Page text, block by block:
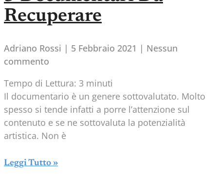
Recuperare
Adriano Rossi 5 Febbraio 2021
Nessun
commento
Tempo di Lettura: 3 minuti
Il documentario è un genere sottovalutato. Molto
spesso si tende infatti a porre l’attenzione sul
contenuto e se ne sottovaluta la potenzialità
artistica. Non è
Leggi Tutto »